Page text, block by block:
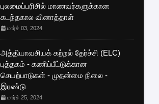
புலமைப்பரிசில் மாணவர்களுக்கான
கடந்தகால வினாத்தாள்
மார்ச் 03, 2024
அத்தியாவசியக் கற்றல் தேர்ச்சி (ELC)
புத்தகம் - கணிப்பீட்டுக்கான
செயற்பாடுகள் - முதன்மை நிலை -
இரண்டு
மார்ச் 25, 2024